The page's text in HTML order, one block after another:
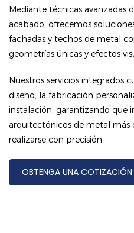
Mediante técnicas avanzadas
acabado, ofrecemos
fachadas y techos de metal
geometrías únicas y efectos
Nuestros servicios integrados
diseño, la fabricación
instalación, garantizando que
arquitectónicos de metal más
realizarse con precisión.
OBTENGA UNA COTIZACIÓN